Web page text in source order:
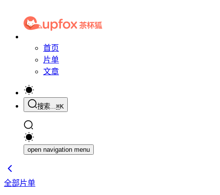
首页
片单
文章
搜索...⌘K
open navigation menu
全部片单